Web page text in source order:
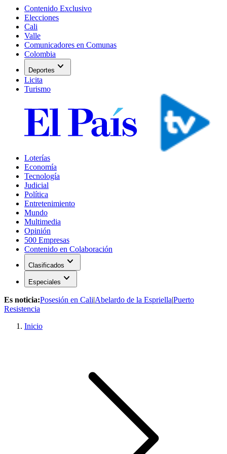
Contenido Exclusivo
Elecciones
Cali
Valle
Comunicadores en Comunas
Colombia
Deportes expand_more
Licita
Turismo
Loterías
Economía
Tecnología
Judicial
Política
Entretenimiento
Mundo
Multimedia
Opinión
500 Empresas
Contenido en Colaboración
Clasificados expand_more
Especiales expand_more
Es noticia:Posesión en Cali|Abelardo de la Espriella|Puerto
Resistencia
Inicio